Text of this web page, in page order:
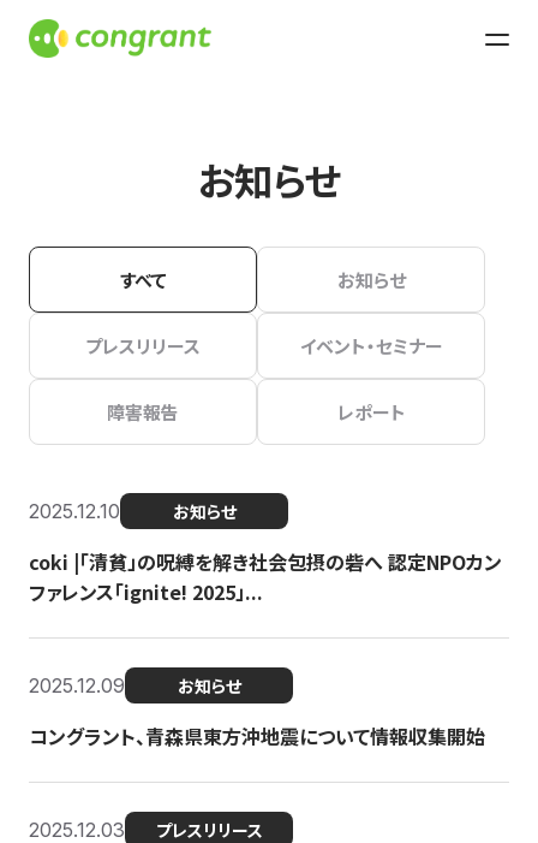
お知らせ
すべて お知らせ
プレスリリース イベント・セミナー
障害報告 レポート
2025.12.10 お知らせ
coki |「清貧」の呪縛を解き社会包摂の砦へ 認定NPOカン
ファレンス「ignite! 2025」...
2025.12.09 お知らせ
コングラント、青森県東方沖地震について情報収集開始
2025.12.03 プレスリリース